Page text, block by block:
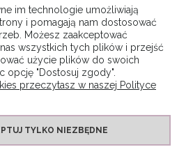
KONTAKT
im technologie umożliwiają
i pomagają nam dostosować
Możesz zaakceptować
wszystkich tych plików i przejść
użycie plików do swoich
opcję "Dostosuj zgody".
przeczytasz w naszej Polityce
TYLKO NIEZBĘDNE